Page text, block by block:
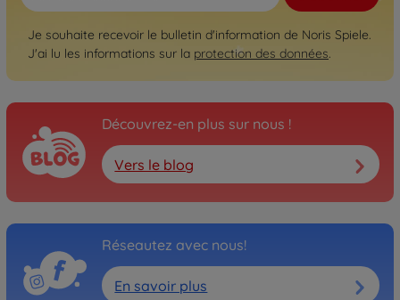
Je souhaite recevoir le bulletin d'information de Noris Spiele.
J'ai lu les informations sur la protection des données.
Découvrez-en plus sur nous !
Vers le blog
Réseautez avec nous!
En savoir plus